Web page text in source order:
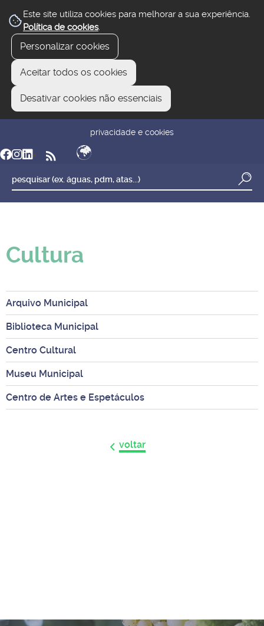
Este site utiliza cookies para melhorar a sua experiência.
Política de cookies.
Personalizar cookies
Aceitar todos os cookies
Desativar cookies não essenciais
privacidade e cookies
Cultura
Arquivo Municipal
Biblioteca Municipal
Centro Cultural
Museu Municipal
Centro de Artes e Espetáculos
voltar